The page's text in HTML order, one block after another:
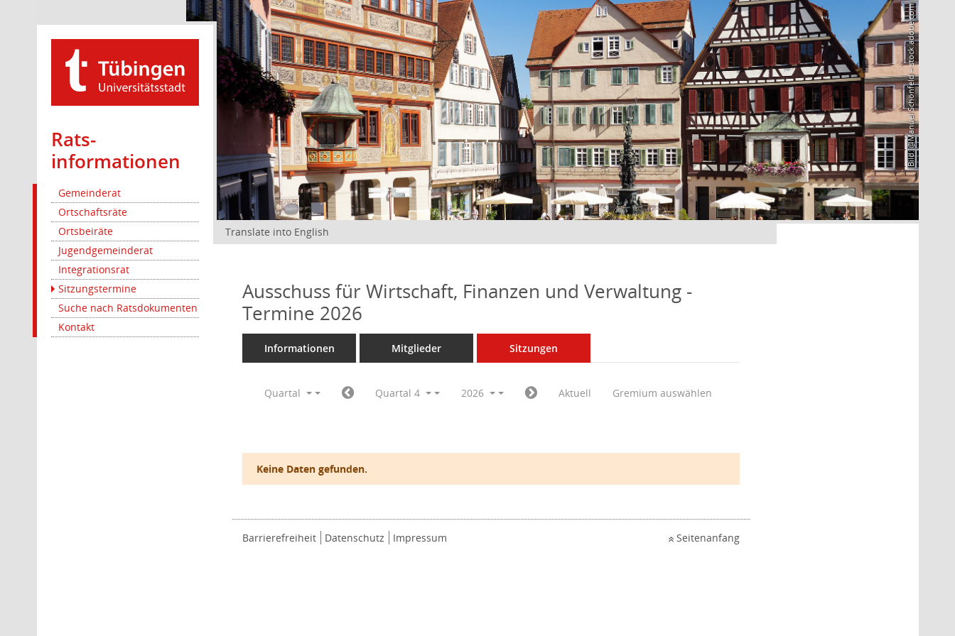
Rats­
informationen
Gemeinderat
Ortschaftsräte
Ortsbeiräte
Jugendgemeinderat
Integrationsrat
Sitzungstermine
Suche nach Ratsdokumenten
Kontakt
Bild: @Manuel Schönfeld – stock.adobe.com
Translate into English
Ausschuss für Wirtschaft, Finanzen und Verwaltung -
Termine 2026
Informationen Mitglieder Sitzungen
Quartal Quartal 4 2026 Aktuell Gremium auswählen
Keine Daten gefunden.
Barrierefreiheit Datenschutz Impressum Seitenanfang